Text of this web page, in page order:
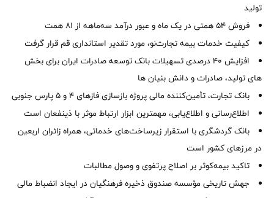
تولید
فروش 54 همتی در یک ماه و عبور درآمد سه‌ماهه از 81 همت
کیفیت خدمات بیمه تجارت‌نو، مورد تقدیر استانداری قم قرار گرفت
افزایش 40 درصدی تسهیلات بانک توسعه صادرات ایران برای بخش
های تولید، صادرات و دانش بنیان ها
بانک تجارت، تأمین‌کننده مالی پروژه بازسازی فازهای ۴ و ۵ پارس جنوبی
اطلاع‌رسانی و اطلاع‌یابی، مهمترین ابزار ارتباط موثر با ذینفعان است
بانک گردشگری با استقرار زیرساخت‌های خدماتی، همراه زائران اربعین
در مرزهای کشور است
تاکید بیمه‌کوثر بر اصلاح پرتفوی و وصول مطالبات ‌
جهش تاریخی مؤسسه صندوق ذخیره فرهنگیان در ایجاد انضباط مالی